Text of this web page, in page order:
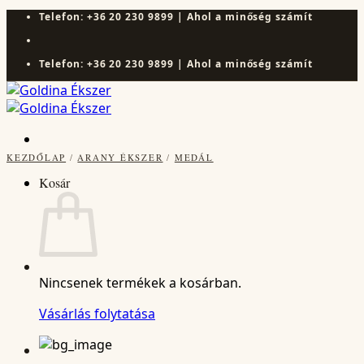
Skip
Telefon: +36 20 230 9899 | Ahol a minőség számít
Telefon: +36 20 230 9899 | Ahol a minőség számít
Kosár
Nincsenek termékek a kosárban.
Vásárlás folytatása
KEZDŐLAP / ARANY ÉKSZER / MEDÁL